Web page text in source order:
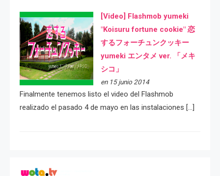
[Video] Flashmob yumeki
"Koisuru fortune cookie" 恋
するフォーチュンクッキー
yumeki エンタメ ver. 「メキ
シコ」
en 15 junio 2014
Finalmente tenemos listo el video del Flashmob
realizado el pasado 4 de mayo en las instalaciones […]